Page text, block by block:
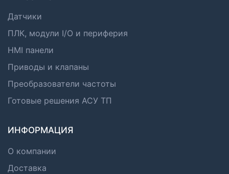
Датчики
ПЛК, модули I/O и периферия
HMI панели
Приводы и клапаны
Преобразователи частоты
Готовые решения АСУ ТП
ИНФОРМАЦИЯ
О компании
Доставка